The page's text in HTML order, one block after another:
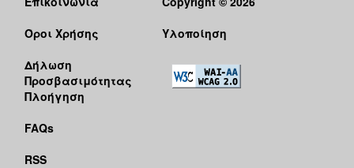
Όροι Χρήσης
Δήλωση
Προσβασιμότητας
Πλοήγηση
FAQs
RSS
Υλοποίηση